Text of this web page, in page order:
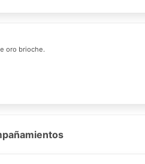
oro brioche.